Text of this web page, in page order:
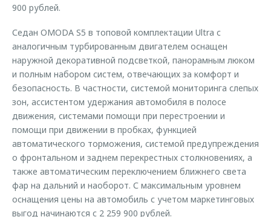
900 рублей.
Седан OMODA S5 в топовой комплектации Ultra с
аналогичным турбированным двигателем оснащен
наружной декоративной подсветкой, панорамным люком
и полным набором систем, отвечающих за комфорт и
безопасность. В частности, системой мониторинга слепых
зон, ассистентом удержания автомобиля в полосе
движения, системами помощи при перестроении и
помощи при движении в пробках, функцией
автоматического торможения, системой предупреждения
о фронтальном и заднем перекрестных столкновениях, а
также автоматическим переключением ближнего света
фар на дальний и наоборот. С максимальным уровнем
оснащения цены на автомобиль с учетом маркетинговых
выгод начинаются с 2 259 900 рублей.